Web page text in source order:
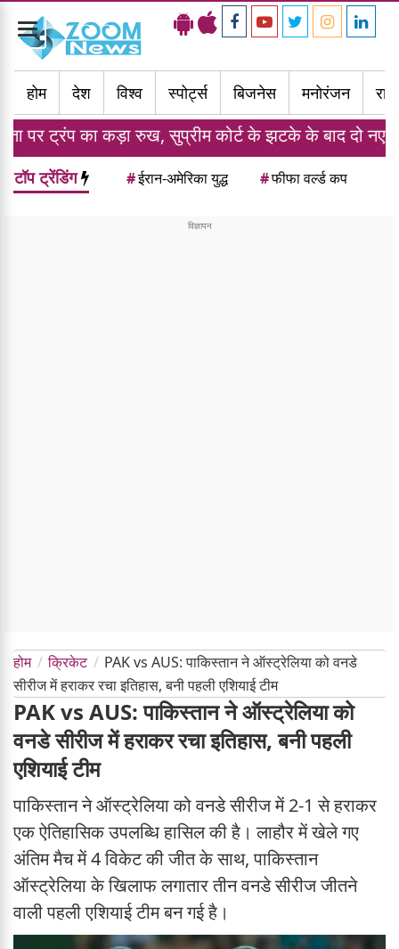
Toggle
navigation
होम
देश विश्व स्पोर्ट्स बिजनेस मनोरंजन
रुख, सुप्रीम कोर्ट के झटके के बाद दो नए आदेशों पर किए
टॉप ट्रेंडिंग #ईरान-अमेरिका युद्ध #फीफा वर्ल्ड कप
होम क्रिकेट
PAK vs AUS: पाकिस्तान ने ऑस्ट्रेलिया को वनडे
सीरीज में हराकर रचा इतिहास, बनी पहली एशियाई टीम
PAK vs AUS: पाकिस्तान ने ऑस्ट्रेलिया को
वनडे सीरीज में हराकर रचा इतिहास, बनी पहली
एशियाई टीम
पाकिस्तान ने ऑस्ट्रेलिया को वनडे सीरीज में 2-1 से हराकर
एक ऐतिहासिक उपलब्धि हासिल की है। लाहौर में खेले गए
अंतिम मैच में 4 विकेट की जीत के साथ, पाकिस्तान
ऑस्ट्रेलिया के खिलाफ लगातार तीन वनडे सीरीज जीतने
वाली पहली एशियाई टीम बन गई है।